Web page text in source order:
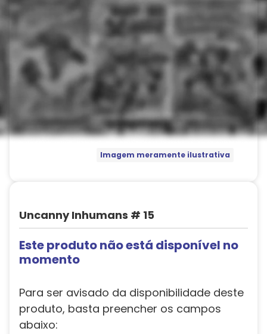
Imagem meramente ilustrativa
Uncanny Inhumans # 15
Este produto não está disponível no
momento
Para ser avisado da disponibilidade deste
produto, basta preencher os campos
abaixo: